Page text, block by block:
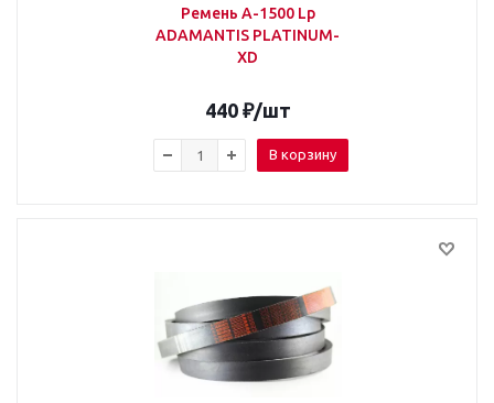
Ремень А-1500 Lp
ADAMANTIS PLATINUM-
XD
440₽/шт
В корзину